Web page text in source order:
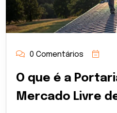
0 Comentários
O que é a
Mercado Livre